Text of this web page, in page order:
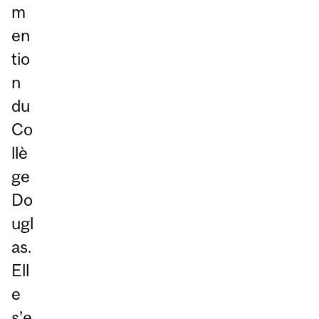
m
en
tio
n
du
Co
llè
ge
Do
ugl
as.
Ell
e